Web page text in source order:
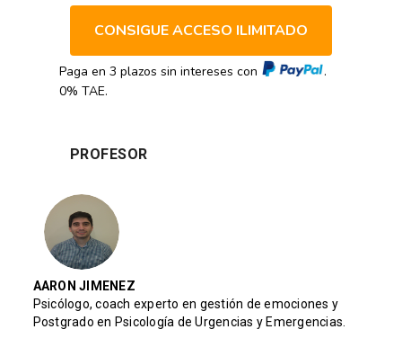
CONSIGUE ACCESO ILIMITADO
Paga en 3 plazos sin intereses con
.
0% TAE.
PROFESOR
AARON JIMENEZ
Psicólogo, coach experto en gestión de emociones y
Postgrado en Psicología de Urgencias y Emergencias.